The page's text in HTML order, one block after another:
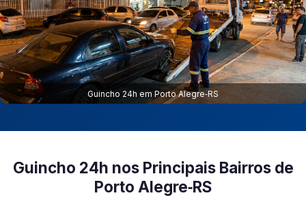
Guincho 24h em Porto Alegre‑RS
Guincho 24h nos Principais Bairros de
Porto Alegre‑RS